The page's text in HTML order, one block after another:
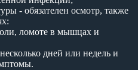
- обязателен осмотр, также
ломоте в мышцах и
дней или недель и